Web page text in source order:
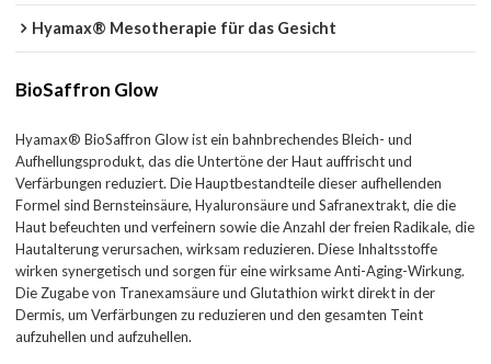
Hyamax® Mesotherapie für das Gesicht
BioSaffron Glow
Hyamax® BioSaffron Glow ist ein bahnbrechendes Bleich- und
Aufhellungsprodukt, das die Untertöne der Haut auffrischt und
Verfärbungen reduziert. Die Hauptbestandteile dieser aufhellenden
Formel sind Bernsteinsäure, Hyaluronsäure und Safranextrakt, die die
Haut befeuchten und verfeinern sowie die Anzahl der freien Radikale, die
Hautalterung verursachen, wirksam reduzieren. Diese Inhaltsstoffe
wirken synergetisch und sorgen für eine wirksame Anti-Aging-Wirkung.
Die Zugabe von Tranexamsäure und Glutathion wirkt direkt in der
Dermis, um Verfärbungen zu reduzieren und den gesamten Teint
aufzuhellen und aufzuhellen.